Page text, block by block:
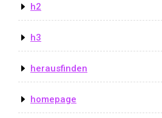
h2
h3
herausfinden
homepage